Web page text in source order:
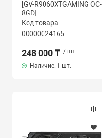
[GV-R9060XTGAMING OC-
8GD]
Код товара:
00000024165
248 000 ₸ / шт.
Наличие: 1 шт.